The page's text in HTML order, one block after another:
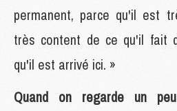
permanent, parce qu'il est
très content de ce qu'il fait
qu'il est arrivé ici. »
Quand on regarde un